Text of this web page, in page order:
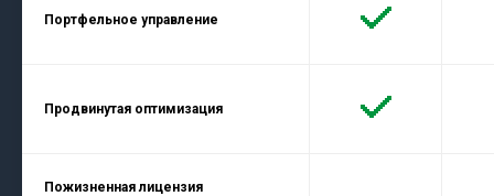
Портфельное управление
Продвинутая оптимизация
Пожизненная лицензия